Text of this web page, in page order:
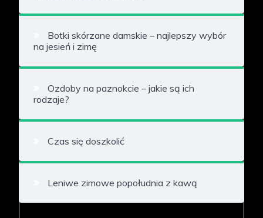
Botki skórzane damskie – najlepszy wybór
na jesień i zimę
Ozdoby na paznokcie – jakie są ich
rodzaje?
Czas się doszkolić
Leniwe zimowe popołudnia z kawą